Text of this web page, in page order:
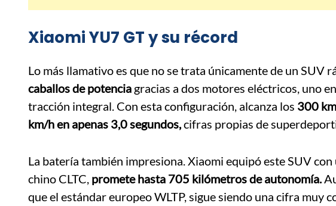
Xiaomi YU7 GT y su récord
Lo más llamativo es que no se trata únicamente de un SUV
caballos de potencia gracias a dos motores eléctricos, uno
tracción integral. Con esta configuración, alcanza los 300
km/h en apenas 3,0 segundos,cifras propias de
La batería también impresiona. Xiaomi equipó este SUV
chino CLTC, promete hasta 705 kilómetros de autonomía.
que el estándar europeo WLTP, sigue siendo una cifra muy